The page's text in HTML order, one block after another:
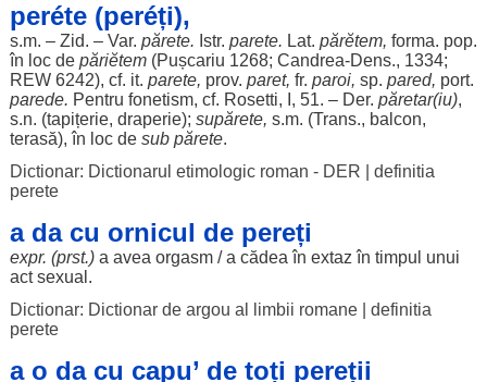
peréte (peréți),
s.m. – Zid. – Var. părete. Istr. parete. Lat. părĕtem, forma. pop.
în locde păriĕtem(Pușcariu 1268; Candrea-Dens., 1334;
REW 6242), cf. it. parete, prov. paret, fr. paroi, sp. pared, port.
parede. Pentru fonetism, cf. Rosetti, I, 51. – Der. păretar(iu),
s.n. (tapițerie, draperie); supărete, s.m. (Trans., balcon,
terasă), în locde sub părete.
Dictionar: Dictionarul etimologic roman - DER
definitia
perete
a da cu ornicul de pereți
expr. (prst.)a avea orgasm/ a cădea în extaz în timpul unui
act sexual .
Dictionar: Dictionar de argou al limbii romane| definitia
perete
a o da cu capu’ de toți pereții